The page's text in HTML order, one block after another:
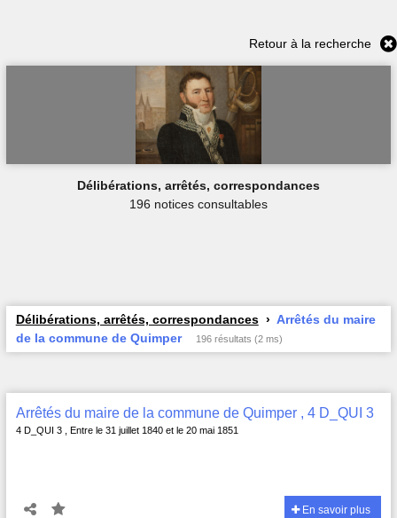
Retour à la recherche
Délibérations, arrêtés, correspondances
196 notices consultables
Délibérations, arrêtés, correspondances
Arrêtés du maire
de la commune de Quimper
196 résultats (2 ms)
Arrêtés du maire de la commune de Quimper , 4 D_QUI 3
4 D_QUI 3 , Entre le 31 juillet 1840 et le 20 mai 1851
En savoir plus